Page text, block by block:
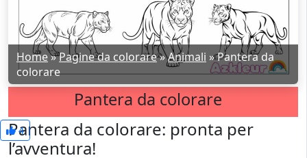
Home»Pagine da colorare»Animali »Pantera da
colorare
Pantera da colorare
4
Pantera da colorare: pronta per
l’avventura!